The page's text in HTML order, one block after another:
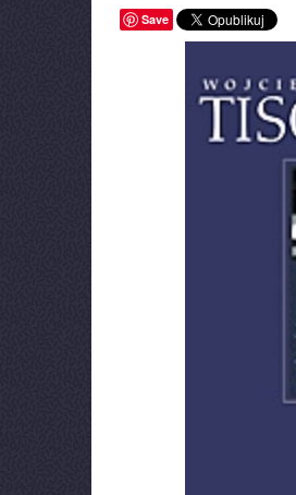
Save